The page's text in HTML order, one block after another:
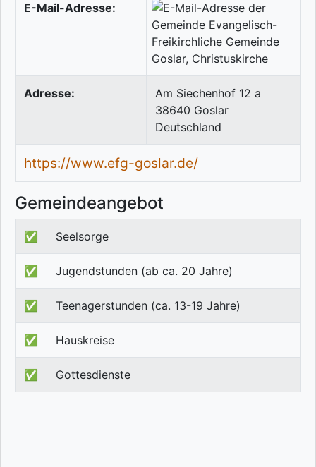
E-Mail-Adresse:
Adresse:
Am Siechenhof 12 a
38640 Goslar
Deutschland
https://www.efg-goslar.de/
Gemeindeangebot
✅ Seelsorge
✅ Jugendstunden (ab ca. 20 Jahre)
✅ Teenagerstunden (ca. 13-19 Jahre)
✅ Hauskreise
✅ Gottesdienste